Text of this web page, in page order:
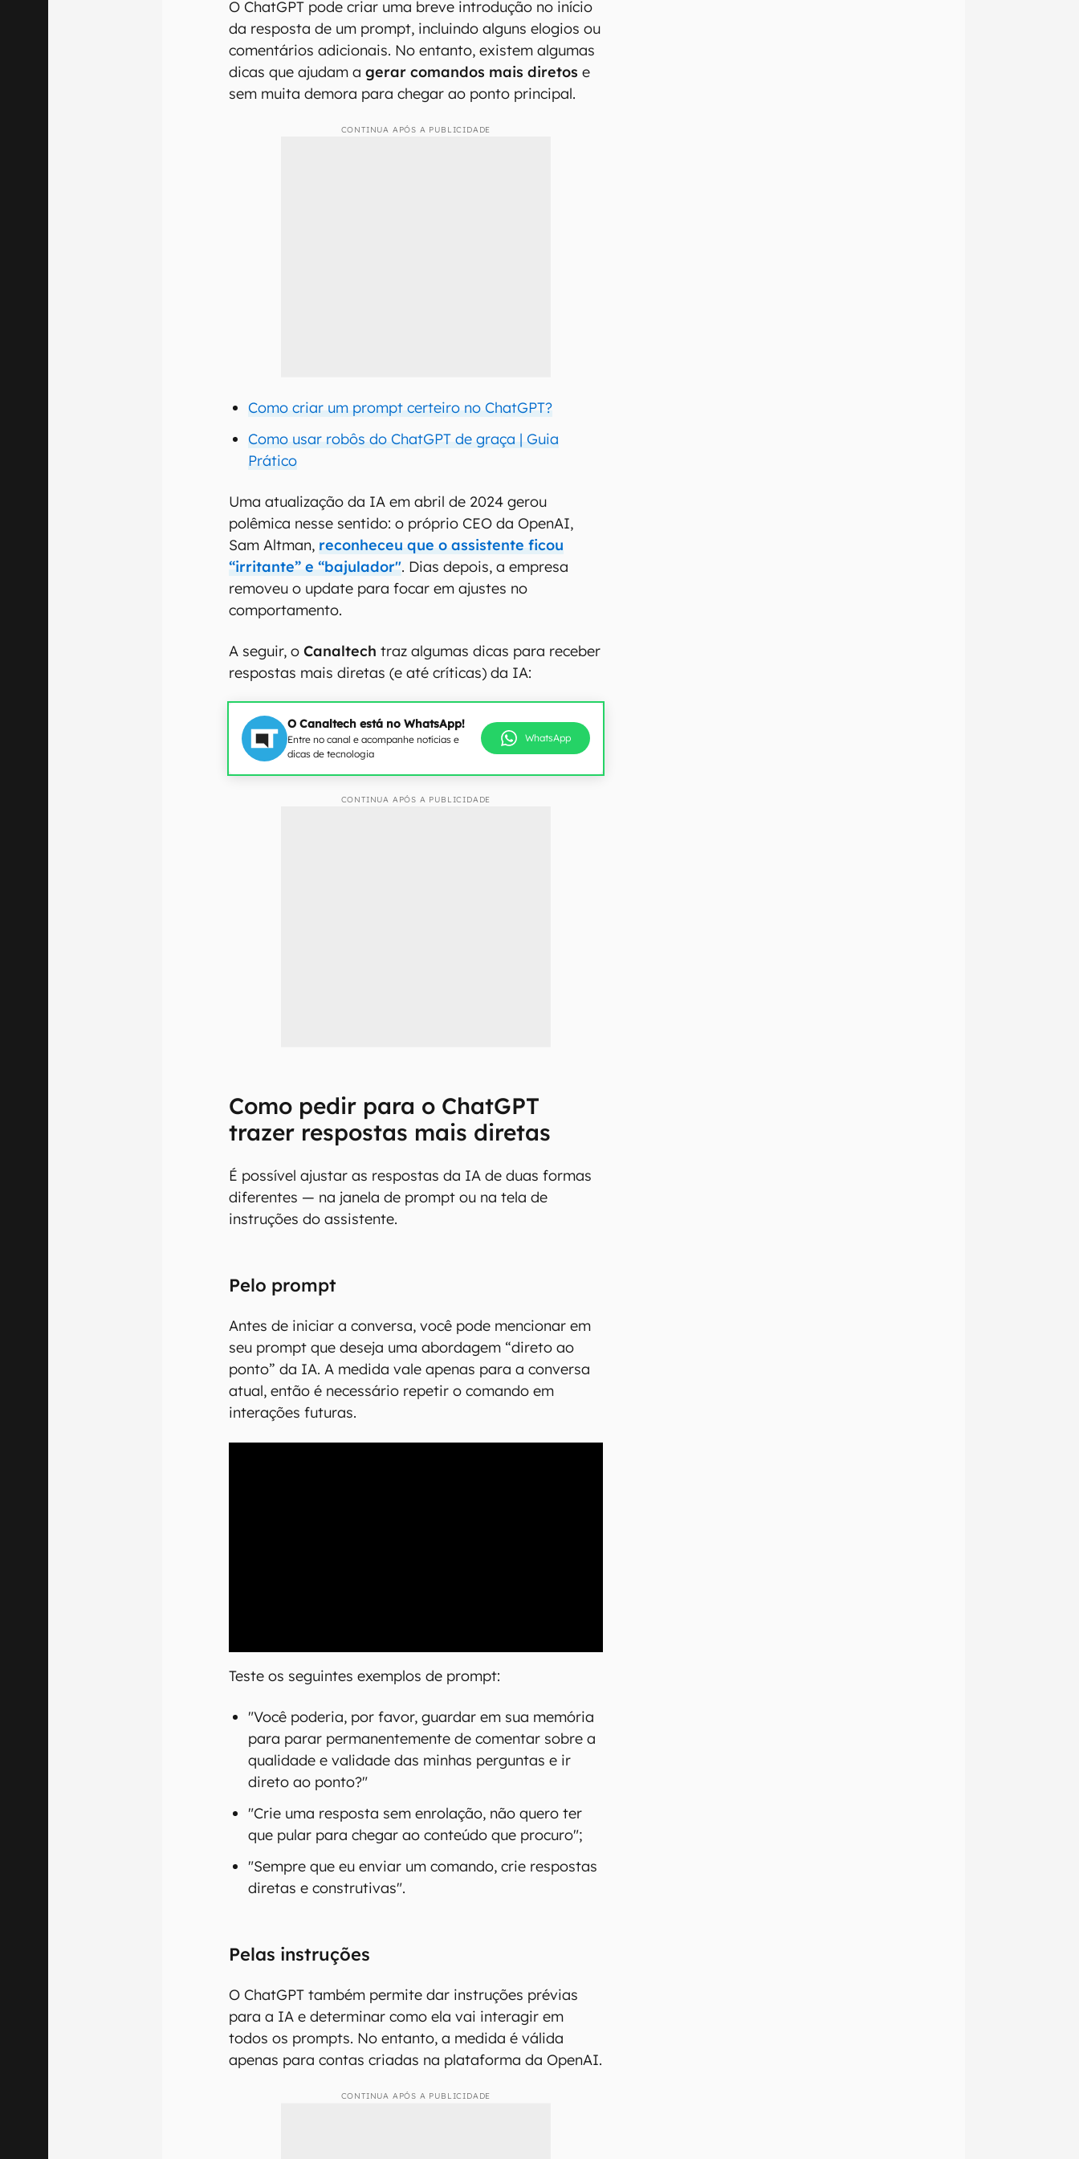
O ChatGPT pode criar uma breve introdução no início
da resposta de um prompt, incluindo alguns elogios ou
comentários adicionais. No entanto, existem algumas
dicas que ajudam agerar comandos mais diretos e
sem muita demora para chegar ao ponto principal.
CONTINUA APÓS A PUBLICIDADE
Como criar um prompt certeiro no ChatGPT?
Como usar robôs do ChatGPT de graça | Guia
Prático
Uma atualização da IA em abril de 2024 gerou
polêmica nesse sentido: o próprio CEO da OpenAI,
Sam Altman, reconheceu que o assistente ficou
“irritante” e “bajulador". Dias depois, a empresa
removeu o update para focar em ajustes no
comportamento.
A seguir, oCanaltech traz algumas dicas para receber
respostas mais diretas (e até críticas) da IA:
O Canaltech está no WhatsApp!
Entre no canal e acompanhe notícias e
dicas de tecnologia
WhatsApp
CONTINUA APÓS A PUBLICIDADE
Como pedir para o ChatGPT
trazer respostas mais diretas
É possível ajustar as respostas da IA de duas formas
diferentes — na janela de prompt ou na tela de
instruções do assistente.
Pelo prompt
Antes de iniciar a conversa, você pode mencionar em
seu prompt que deseja uma abordagem “direto ao
ponto” da IA. A medida vale apenas para a conversa
atual, então é necessário repetir o comando em
interações futuras.
Teste os seguintes exemplos de prompt:
"Você poderia, por favor, guardar em sua memória
para parar permanentemente de comentar sobre a
qualidade e validade das minhas perguntas e ir
direto ao ponto?"
"Crie uma resposta sem enrolação, não quero ter
que pular para chegar ao conteúdo que procuro";
"Sempre que eu enviar um comando, crie respostas
diretas e construtivas".
Pelas instruções
O ChatGPT também permite dar instruções prévias
para a IA e determinar como ela vai interagir em
todos os prompts. No entanto, a medida é válida
apenas para contas criadas na plataforma da OpenAI.
CONTINUA APÓS A PUBLICIDADE